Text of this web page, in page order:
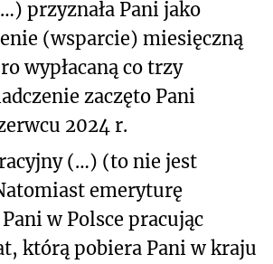
przyznała Pani jako
(wsparcie) miesięczną
wypłacaną co trzy
zaczęto Pani
2024 r.
(…) (to nie jest
emeryturę
w Polsce pracując
którą pobiera Pani w kraju